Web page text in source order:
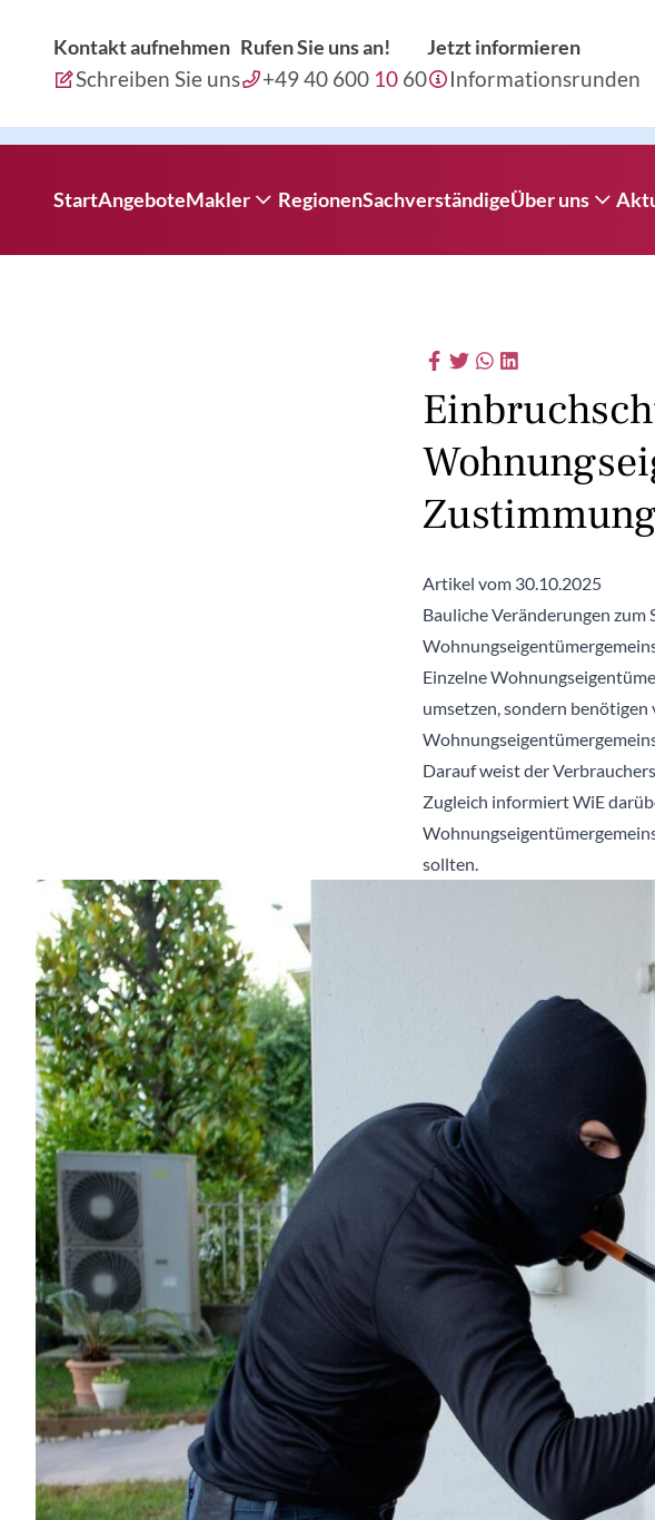
Kontakt aufnehmen
Schreiben Sie uns
Rufen Sie uns an!
+49 40 600 10 60
Jetzt informieren
Informationsrunden
StartAngeboteMakler
Auftraggeber-Info
RegionenSachverständigeÜber uns
Artikel vom 30.10.2025
Bauliche Veränderungen
Einzelne
umsetzen, sondern
Darauf weist der
Zugleich informiert WiE
sollten.